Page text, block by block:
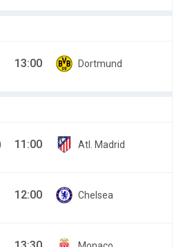
13:00 Dortmund
11:00 Atl. Madrid
12:00 Chelsea